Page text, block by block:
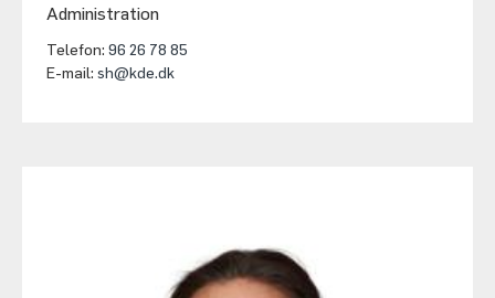
Administration
Telefon: 96 26 78 85
E-mail: sh@kde.dk